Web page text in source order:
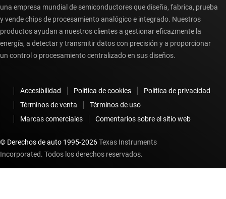
una empresa mundial de semiconductores que diseña, fabrica, prueba
y vende chips de procesamiento analógico e integrado. Nuestros
productos ayudan a nuestros clientes a gestionar eficazmente la
energía, a detectar y transmitir datos con precisión y a proporcionar
un control o procesamiento centralizado en sus diseños.
Accesibilidad Política de cookies
Política de privacidad
Términos de venta
Términos de uso
Marcas comerciales
Comentarios sobre el sitio web
© Derechos de auto 1995-2026Texas Instruments
Incorporated. Todos los derechos reservados.